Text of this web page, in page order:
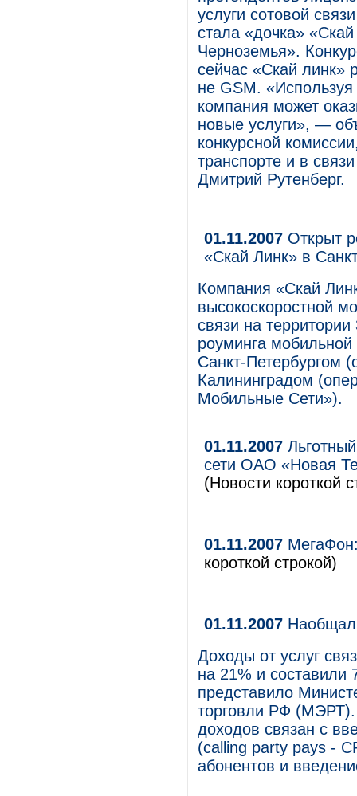
услуги сотовой
стала «дочка»
Черноземья».
сейчас «Скай линк»
не GSM.
компания может
новые услуги», —
конкурсной
транспорте и в
Дмитрий Рутенберг.
01.11.2007 Открыт
«Скай Линк» в
Компания «Скай
высокоскоростной
связи на
роуминга
Санкт-Петербургом
Калининградом
Мобильные Сети»).
01.11.2007
сети ОАО «Новая
(Новости короткой
01.11.2007
короткой строкой)
01.11.2007
Доходы от услуг
на 21% и составили
представило
торговли РФ (МЭРТ).
доходов связан с
(calling party pays -
абонентов и